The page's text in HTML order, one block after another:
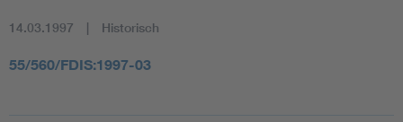
14.03.1997 Historisch
55/560/FDIS:1997-03